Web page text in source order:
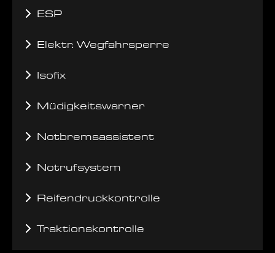
ESP
Elektr. Wegfahrsperre
Isofix
Müdigkeitswarner
Notbremsassistent
Notrufsystem
Reifendruckkontrolle
Traktionskontrolle